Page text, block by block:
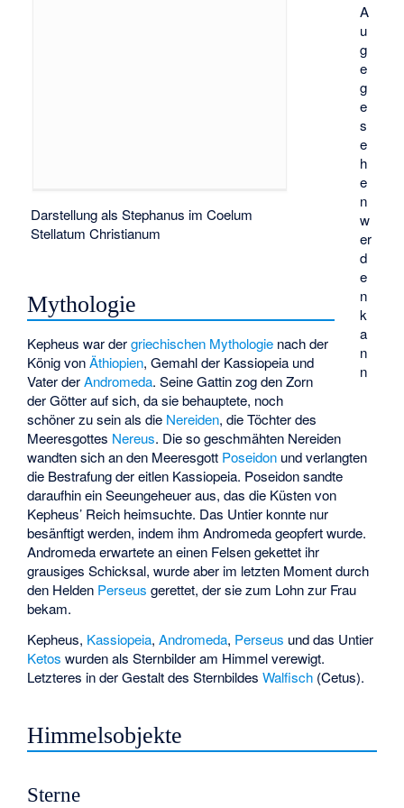
A
u
g
e
g
e
s
e
h
e
n
w
er
d
e
n
k
a
n
n
Darstellung als Stephanus im Coelum
Stellatum Christianum
Mythologie
Kepheus war dergriechischen Mythologie nach der
König vonÄthiopien, Gemahl der Kassiopeia und
Vater derAndromeda. Seine Gattin zog den Zorn
der Götter auf sich, da sie behauptete, noch
schöner zu sein als die Nereiden, die Töchter des
Meeresgottes Nereus. Die so geschmähten Nereiden
wandten sich an den Meeresgott Poseidon und verlangten
die Bestrafung der eitlen Kassiopeia. Poseidon sandte
daraufhin ein Seeungeheuer aus, das die Küsten von
Kepheus’ Reich heimsuchte. Das Untier konnte nur
besänftigt werden, indem ihm Andromeda geopfert wurde.
Andromeda erwartete an einen Felsen gekettet ihr
grausiges Schicksal, wurde aber im letzten Moment durch
den Helden Perseus gerettet, der sie zum Lohn zur Frau
bekam.
Kepheus, Kassiopeia,Andromeda, Perseus und das Untier
Ketos wurden als Sternbilder am Himmel verewigt.
Letzteres in der Gestalt des SternbildesWalfisch (Cetus).
Himmelsobjekte
Sterne